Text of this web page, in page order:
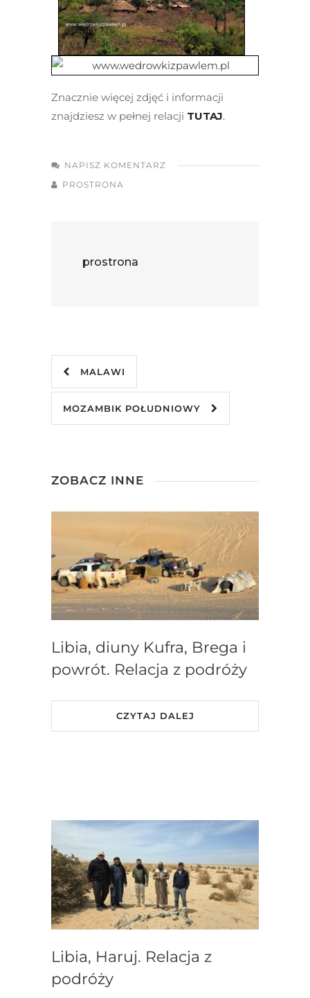
Znacznie więcej zdjęć i informacji
znajdziesz w pełnej relacji TUTAJ.
NAPISZ KOMENTARZ
PROSTRONA
prostrona
MALAWI
MOZAMBIK POŁUDNIOWY
ZOBACZ INNE
Libia, diuny Kufra, Brega i
powrót. Relacja z podróży
CZYTAJ DALEJ
Libia, Haruj. Relacja z
podróży